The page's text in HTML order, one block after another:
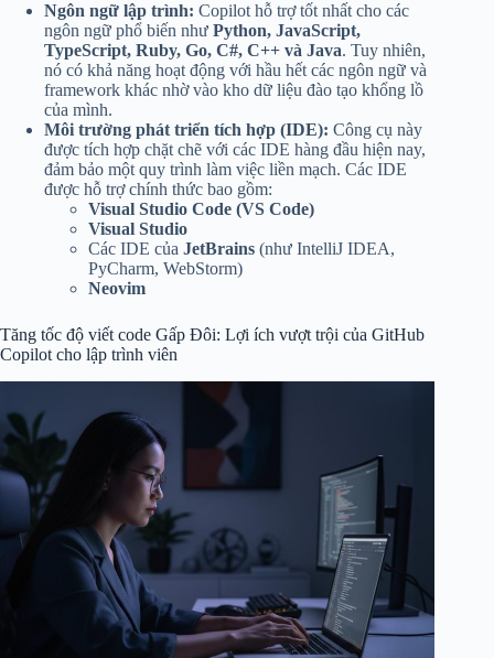
Ngôn ngữ lập trình: Copilot hỗ trợ tốt nhất cho các
ngôn ngữ phổ biến như Python, JavaScript,
TypeScript, Ruby, Go, C#, C++ và Java. Tuy nhiên,
nó có khả năng hoạt động với hầu hết các ngôn ngữ và
framework khác nhờ vào kho dữ liệu đào tạo khổng lồ
của mình.
Môi trường phát triển tích hợp (IDE): Công cụ này
được tích hợp chặt chẽ với các IDE hàng đầu hiện nay,
đảm bảo một quy trình làm việc liền mạch. Các IDE
được hỗ trợ chính thức bao gồm:
Visual Studio Code (VS Code)
Visual Studio
Các IDE của JetBrains (như IntelliJ IDEA,
PyCharm, WebStorm)
Neovim
Tăng tốc độ viết code Gấp Đôi: Lợi ích vượt trội của GitHub
Copilot cho lập trình viên